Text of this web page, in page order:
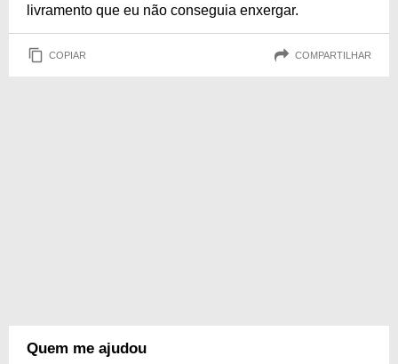
livramento que eu não conseguia enxergar.
COPIAR COMPARTILHAR
Quem me ajudou